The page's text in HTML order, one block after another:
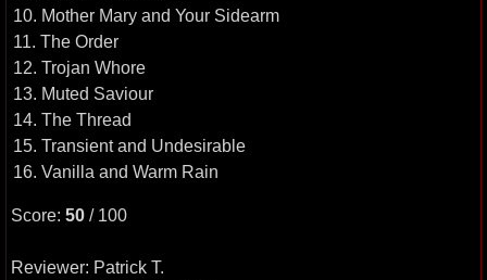
10. Mother Mary and Your Sidearm
11. The Order
12. Trojan Whore
13. Muted Saviour
14. The Thread
15. Transient and Undesirable
16. Vanilla and Warm Rain
Score: 50 / 100
Reviewer: Patrick T.